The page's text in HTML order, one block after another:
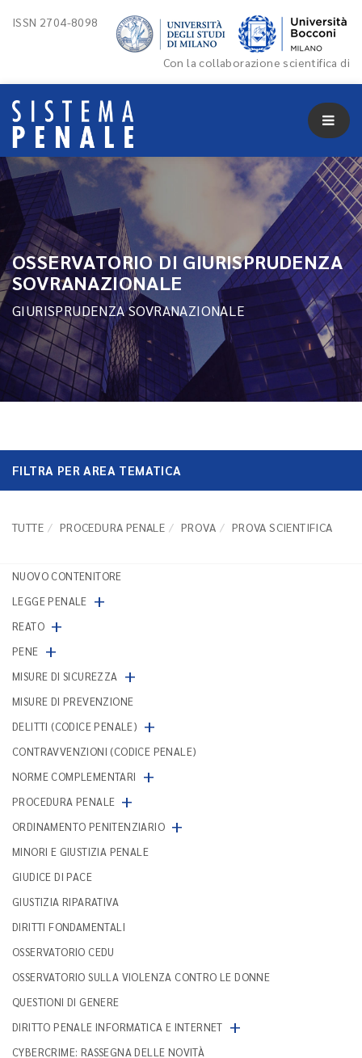
ISSN 2704-8098
Con la collaborazione scientifica di
OSSERVATORIO DI GIURISPRUDENZA
SOVRANAZIONALE
GIURISPRUDENZA SOVRANAZIONALE
FILTRA PER AREA TEMATICA
TUTTE PROCEDURA PENALE PROVA PROVA SCIENTIFICA
NUOVO CONTENITORE
LEGGE PENALE +
REATO +
PENE +
MISURE DI SICUREZZA +
MISURE DI PREVENZIONE
DELITTI (CODICE PENALE) +
CONTRAVVENZIONI (CODICE PENALE)
NORME COMPLEMENTARI
+
PROCEDURA PENALE +
ORDINAMENTO PENITENZIARIO +
MINORI E GIUSTIZIA PENALE
GIUDICE DI PACE
GIUSTIZIA RIPARATIVA
DIRITTI FONDAMENTALI
OSSERVATORIO CEDU
OSSERVATORIO SULLA VIOLENZA CONTRO LE DONNE
QUESTIONI DI GENERE
DIRITTO PENALE INFORMATICA E INTERNET +
CYBERCRIME: RASSEGNA DELLE NOVITÀ